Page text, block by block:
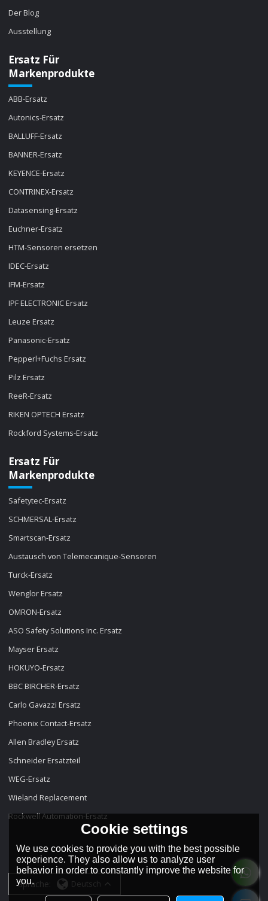
Der Blog
Ausstellung
Ersatz Für
Markenprodukte
ABB-Ersatz
Autonics-Ersatz
BALLUFF-Ersatz
BANNER-Ersatz
KEYENCE-Ersatz
CONTRINEX-Ersatz
Datasensing-Ersatz
Euchner-Ersatz
HTM-Sensoren ersetzen
IDEC-Ersatz
IFM-Ersatz
IPF ELECTRONIC Ersatz
Leuze Ersatz
Panasonic-Ersatz
Pepperl+Fuchs Ersatz
Pilz Ersatz
ReeR-Ersatz
RIKEN OPTECH Ersatz
Rockford Systems-Ersatz
Ersatz Für
Markenprodukte
Safetytec-Ersatz
SCHMERSAL-Ersatz
Smartscan-Ersatz
Austausch von Telemecanique-Sensoren
Turck-Ersatz
Wenglor Ersatz
OMRON-Ersatz
ASO Safety Solutions Inc. Ersatz
Mayser Ersatz
HOKUYO-Ersatz
BBC BIRCHER-Ersatz
Carlo Gavazzi Ersatz
Phoenix Contact-Ersatz
Allen Bradley Ersatz
Schneider Ersatzteil
WEG-Ersatz
Wieland Replacement
Rockwell Automation-Ersatz
Sprache: Deutsch
Cookie settings
We use cookies to provide you with the best possible
experience. They also allow us to analyze user
behavior in order to constantly improve the website for
you.